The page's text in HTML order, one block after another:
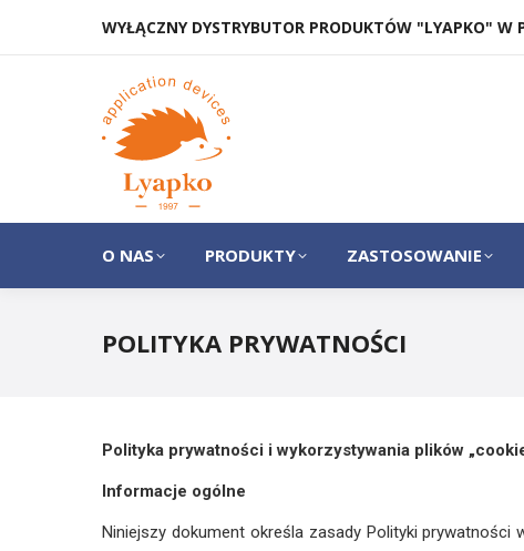
WYŁĄCZNY DYSTRYBUTOR PRODUKTÓW "LYAPKO" W
O NAS PRODUKTY ZASTOSOWANIE
POLITYKA PRYWATNOŚCI
Polityka prywatności i wykorzystywania plików
Informacje ogólne
Niniejszy dokument określa zasady Polityki prywatności
O NAS PRODUKTY